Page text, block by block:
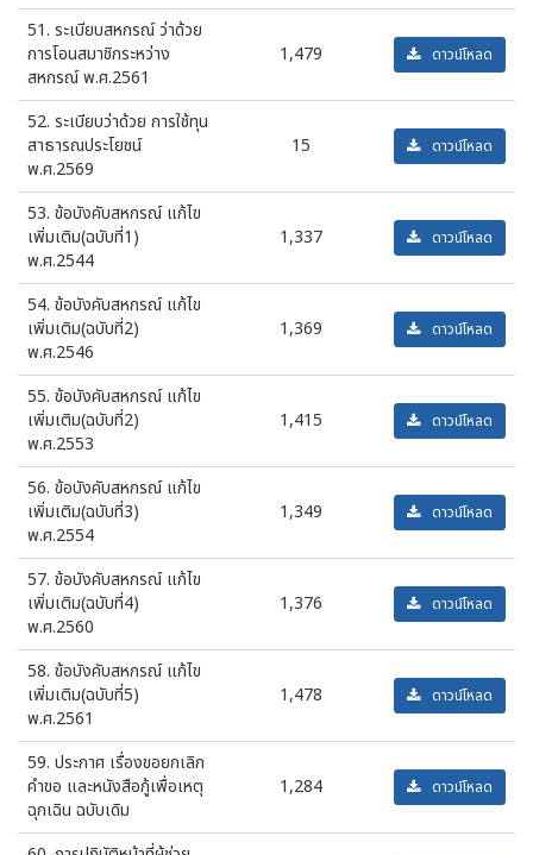
51. ระเบียบสหกรณ์ ว่าด้วย
การโอนสมาชิกระหว่าง
สหกรณ์ พ.ศ.2561
1,479 ดาวน์โหลด
52. ระเบียบว่าด้วย การใช้ทุน
สาธารณประโยชน์
พ.ศ.2569
15 ดาวน์โหลด
53. ข้อบังคับสหกรณ์ แก้ไข
เพิ่มเติม(ฉบับที่1)
พ.ศ.2544
1,337 ดาวน์โหลด
54. ข้อบังคับสหกรณ์ แก้ไข
เพิ่มเติม(ฉบับที่2)
พ.ศ.2546
1,369 ดาวน์โหลด
55. ข้อบังคับสหกรณ์ แก้ไข
เพิ่มเติม(ฉบับที่2)
พ.ศ.2553
1,415 ดาวน์โหลด
56. ข้อบังคับสหกรณ์ แก้ไข
เพิ่มเติม(ฉบับที่3)
พ.ศ.2554
1,349 ดาวน์โหลด
57. ข้อบังคับสหกรณ์ แก้ไข
เพิ่มเติม(ฉบับที่4)
พ.ศ.2560
1,376 ดาวน์โหลด
58. ข้อบังคับสหกรณ์ แก้ไข
เพิ่มเติม(ฉบับที่5)
พ.ศ.2561
1,478 ดาวน์โหลด
59. ประกาศ เรื่องขอยกเลิก
คำขอ และหนังสือกู้เพื่อเหตุ
ฉุกเฉิน ฉบับเดิม
1,284 ดาวน์โหลด